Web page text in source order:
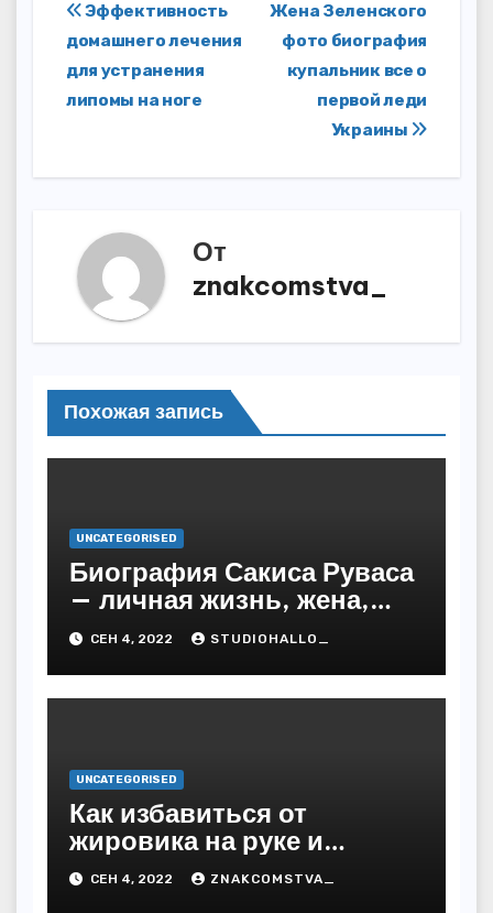
Навигация
по
записям
Жена Зеленского
фото биография
купальник все о
первой леди
Украины
Эффективность
домашнего лечения
для устранения
липомы на ноге
От
znakcomstva_
Похожая запись
UNCATEGORISED
Биография Сакиса Руваса
— личная жизнь, жена,
дети. Главные моменты в
жизни и карьере
греческого певца
СЕН 4, 2022 STUDIOHALLO_
UNCATEGORISED
Как избавиться от
жировика на руке и
предупредить
последствия
СЕН 4, 2022 ZNAKCOMSTVA_